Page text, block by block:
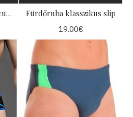
Fürdőruha klasszikus curiae Fürdőruha klasszikus slip
19.00€